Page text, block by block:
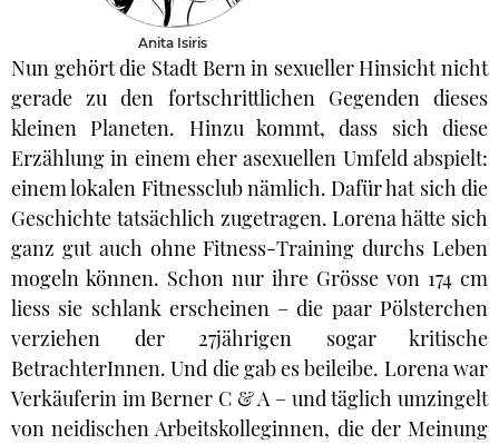
Anita Isiris
Nun gehört die Stadt Bern in sexueller Hinsicht nicht
gerade zu den fortschrittlichen Gegenden dieses
kleinen Planeten. Hinzu kommt, dass sich diese
Erzählung in einem eher asexuellen Umfeld abspielt:
einem lokalen Fitnessclub nämlich. Dafür hat sich die
Geschichte tatsächlich zugetragen. Lorena hätte sich
ganz gut auch ohne Fitness-Training durchs Leben
mogeln können. Schon nur ihre Grösse von 174 cm
liess sie schlank erscheinen – die paar Pölsterchen
verziehen der 27jährigen sogar kritische
BetrachterInnen. Und die gab es beileibe. Lorena war
Verkäuferin im Berner C & A – und täglich umzingelt
von neidischen Arbeitskolleginnen, die der Meinung